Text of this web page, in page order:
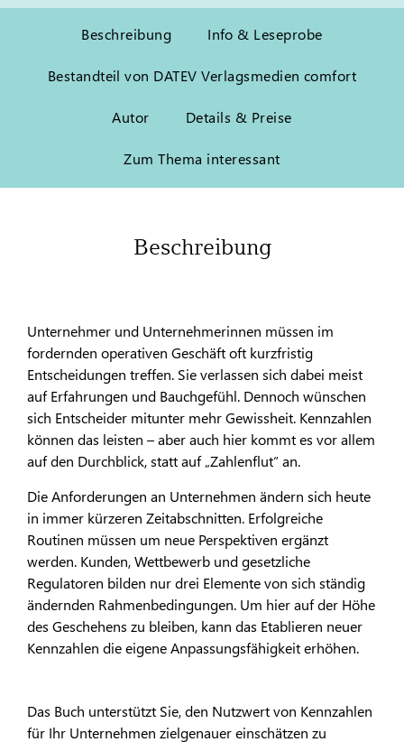
Beschreibung Info & Leseprobe
Bestandteil von DATEV Verlagsmedien comfort
Autor Details & Preise
Zum Thema interessant
Beschreibung
Unternehmer und Unternehmerinnen müssen im
fordernden operativen Geschäft oft kurzfristig
Entscheidungen treffen. Sie verlassen sich dabei meist
auf Erfahrungen und Bauchgefühl. Dennoch wünschen
sich Entscheider mitunter mehr Gewissheit. Kennzahlen
können das leisten – aber auch hier kommt es vor allem
auf den Durchblick, statt auf „Zahlenflut“ an.
Die Anforderungen an Unternehmen ändern sich heute
in immer kürzeren Zeitabschnitten. Erfolgreiche
Routinen müssen um neue Perspektiven ergänzt
werden. Kunden, Wettbewerb und gesetzliche
Regulatoren bilden nur drei Elemente von sich ständig
ändernden Rahmenbedingungen. Um hier auf der Höhe
des Geschehens zu bleiben, kann das Etablieren neuer
Kennzahlen die eigene Anpassungsfähigkeit erhöhen.
Das Buch unterstützt Sie, den Nutzwert von Kennzahlen
für Ihr Unternehmen zielgenauer einschätzen zu